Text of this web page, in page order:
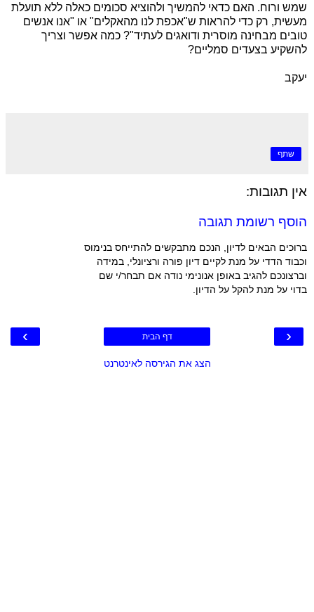
שמש ורוח. האם כדאי להמשיך ולהוציא סכומים כאלה ללא תועלת
מעשית, רק כדי להראות ש"אכפת לנו מהאקלים" או "אנו אנשים
טובים מבחינה מוסרית ודואגים לעתיד"? כמה אפשר וצריך
להשקיע בצעדים סמליים?
יעקב
שתף
אין תגובות:
הוסף רשומת תגובה
ברוכים הבאים לדיון, הנכם מתבקשים להתייחס בנימוס
וכבוד הדדי על מנת לקיים דיון פורה ורציונלי, במידה
וברצונכם להגיב באופן אנונימי נודה אם תבחר/י שם
בדוי על מנת להקל על הדיון.
‹
› דף הבית
הצג את הגירסה לאינטרנט